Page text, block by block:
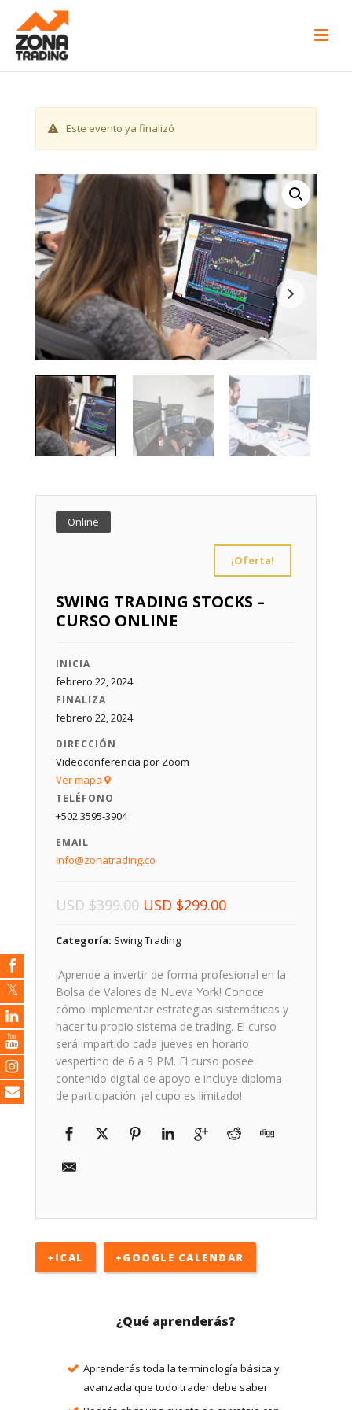
Este evento ya finalizó
Online
¡Oferta!
SWING TRADING STOCKS –
CURSO ONLINE
INICIA
febrero 22, 2024
FINALIZA
febrero 22, 2024
DIRECCIÓN
Videoconferencia por Zoom
Ver mapa
TELÉFONO
+502 3595-3904
EMAIL
info@zonatrading.co
USD$399.00 El
original
era:
USD $399.00.
USD $299.00El
es:
USD $299.00.
Categoría: Swing Trading
¡Aprende a invertir de forma profesional en la
Bolsa de Valores de Nueva York! Conoce
cómo implementar estrategias sistemáticas y
hacer tu propio sistema de trading. El curso
será impartido cada jueves en horario
vespertino de 6 a 9 PM. El curso posee
contenido digital de apoyo e incluye diploma
de participación. ¡el cupo es limitado!
+ICAL +GOOGLE CALENDAR
¿Qué aprenderás?
Aprenderás toda la terminología básica y
avanzada que todo trader debe saber.